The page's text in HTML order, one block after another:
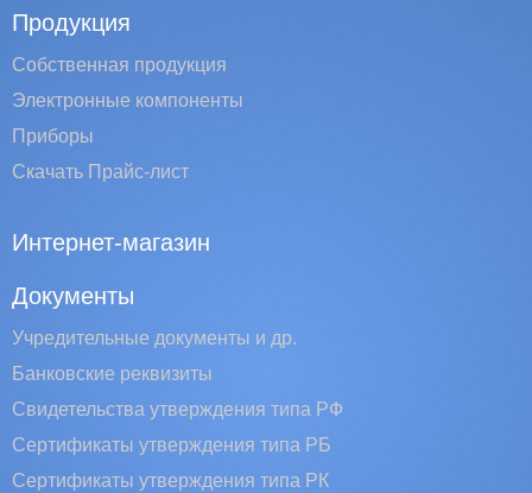
Продукция
Собственная продукция
Электронные компоненты
Приборы
Скачать Прайс-лист
Интернет-магазин
Документы
Учредительные документы и др.
Банковские реквизиты
Свидетельства утверждения типа РФ
Сертификаты утверждения типа РБ
Сертификаты утверждения типа РК